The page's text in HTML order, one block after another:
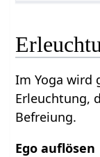
Im Yoga wird
Erleuchtung,
Befreiung.
Ego auflösen